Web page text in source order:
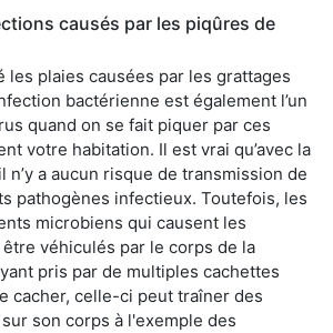
causés par les piqûres de
les plaies causées par les grattages
bactérienne est également l’un
quand on se fait piquer par ces
votre habitation. Il est vrai qu’avec la
a aucun risque de transmission de
pathogènes infectieux. Toutefois, les
microbiens qui causent les
véhiculés par le corps de la
pris par de multiples cachettes
cacher, celle-ci peut traîner des
son corps à l'exemple des